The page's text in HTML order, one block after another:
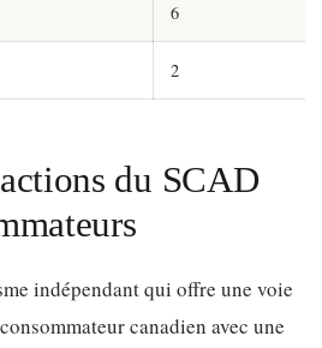
6
2
du SCAD
indépendant qui offre une voie
canadien avec une